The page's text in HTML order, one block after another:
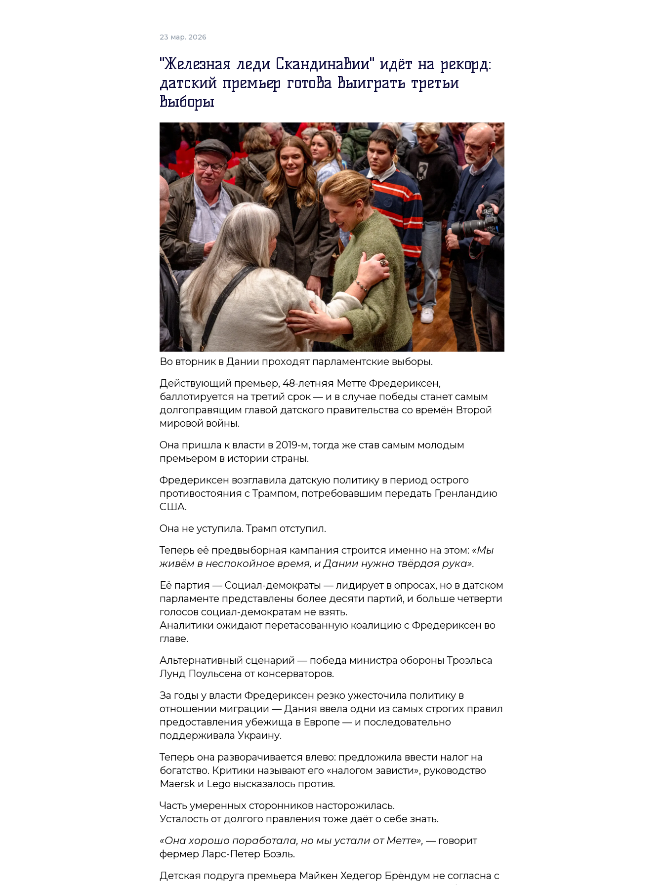
23 мар. 2026
"Железная леди Скандинавии" идёт на рекорд:
датский премьер готова выиграть третьи
выборы
Во вторник в Дании проходят парламентские выборы.
Действующий премьер, 48-летняя Метте Фредериксен,
баллотируется на третий срок — и в случае победы станет самым
долгоправящим главой датского правительства со времён Второй
мировой войны.
Она пришла к власти в 2019-м, тогда же став самым молодым
премьером в истории страны.
Фредериксен возглавила датскую политику в период острого
противостояния с Трампом, потребовавшим передать Гренландию
США.
Она не уступила. Трамп отступил.
Теперь её предвыборная кампания строится именно на этом: «Мы
живём в неспокойное время, и Дании нужна твёрдая рука».
Её партия — Социал-демократы — лидирует в опросах, но в датском
парламенте представлены более десяти партий, и больше четверти
голосов социал-демократам не взять.
Аналитики ожидают перетасованную коалицию с Фредериксен во
главе.
Альтернативный сценарий — победа министра обороны Троэльса
Лунд Поульсена от консерваторов.
За годы у власти Фредериксен резко ужесточила политику в
отношении миграции — Дания ввела одни из самых строгих правил
предоставления убежища в Европе — и последовательно
поддерживала Украину.
Теперь она разворачивается влево: предложила ввести налог на
богатство. Критики называют его «налогом зависти», руководство
Maersk и Lego высказалось против.
Часть умеренных сторонников насторожилась.
Усталость от долгого правления тоже даёт о себе знать.
«Она хорошо поработала, но мы устали от Метте», — говорит
фермер Ларс-Петер Боэль.
Детская подруга премьера Майкен Хедегор Брёндум не согласна с